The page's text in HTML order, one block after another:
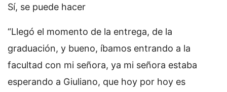
Sí, se puede hacer
“Llegó el momento de la entrega, de la
graduación, y bueno, íbamos entrando a la
facultad con mi señora, ya mi señora estaba
esperando a Giuliano, que hoy por hoy es